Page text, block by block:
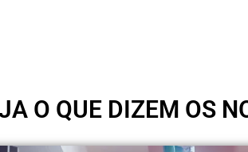
O QUE DIZEM OS